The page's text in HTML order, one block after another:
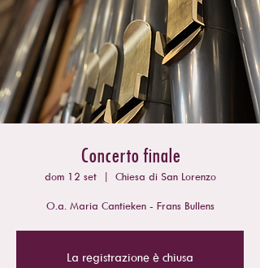
Concerto finale
dom 12 set
  |
Chiesa di San Lorenzo
O.a. Maria Cantieken - Frans Bullens
La registrazione è chiusa